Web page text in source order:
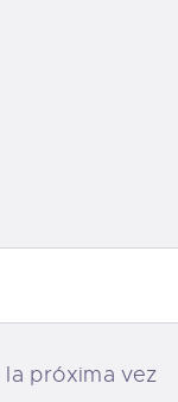
próxima vez